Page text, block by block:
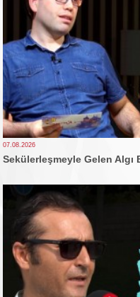
07.08.2026
Sekülerleşmeyle Gelen Algı